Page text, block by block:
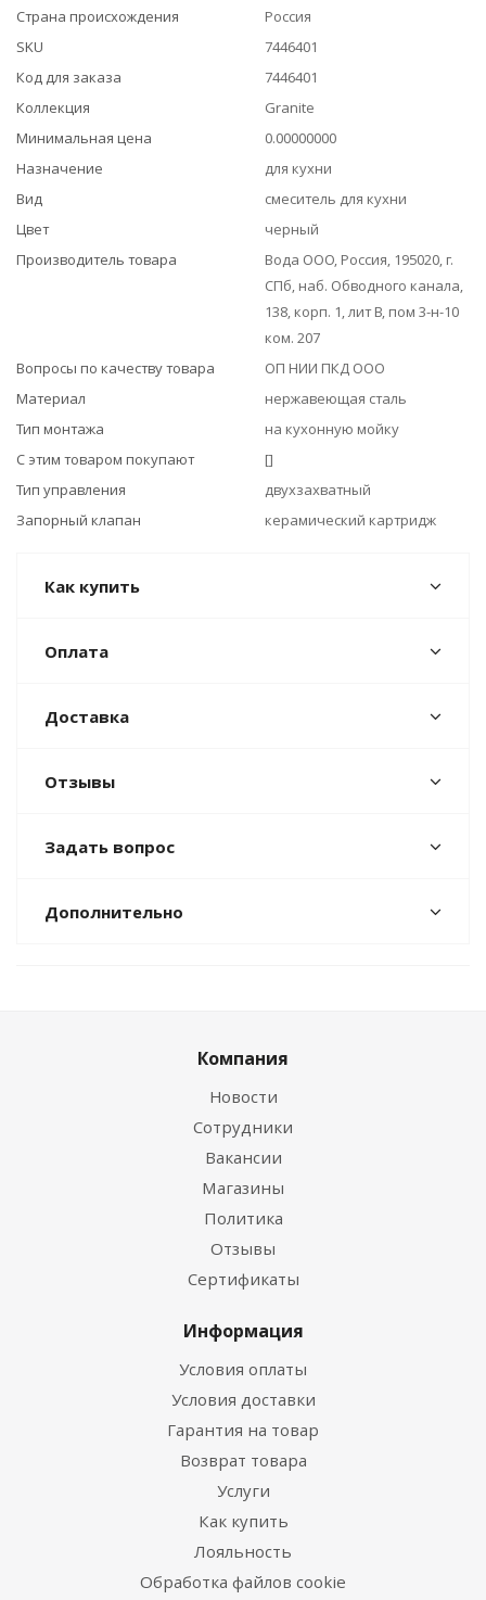
Страна происхождения
Россия
SKU
7446401
Код для заказа
7446401
Коллекция
Granite
Минимальная цена
0.00000000
Назначение
для кухни
Вид
смеситель для кухни
Цвет
черный
Производитель товара
Вода ООО, Россия, 195020, г.
СПб, наб. Обводного канала,
138, корп. 1, лит В, пом 3-н-10
ком. 207
Вопросы по качеству товара
ОП НИИ ПКД ООО
Материал
нержавеющая сталь
Тип монтажа
на кухонную мойку
С этим товаром покупают
[]
Тип управления
двухзахватный
Запорный клапан
керамический картридж
Как купить
Оплата
Доставка
Отзывы
Задать вопрос
Дополнительно
Компания
Новости
Сотрудники
Вакансии
Магазины
Политика
Отзывы
Сертификаты
Информация
Условия оплаты
Условия доставки
Гарантия на товар
Возврат товара
Услуги
Как купить
Лояльность
Обработка файлов cookie